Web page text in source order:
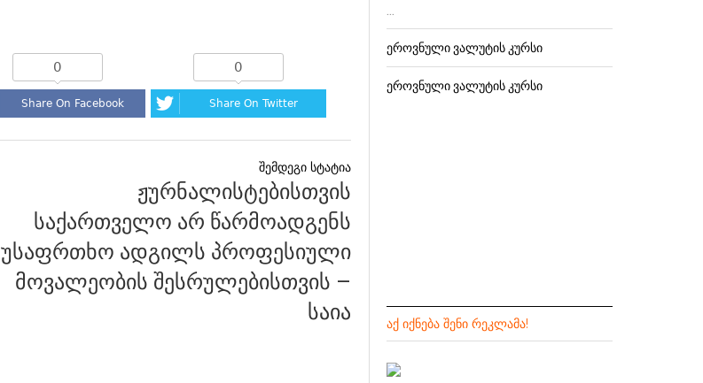
0
Share On Facebook
0
Share On Twitter
ჟურნალისტებისთვის
საქართველო არ წარმოადგენს
უსაფრთხო ადგილს პროფესიული
მოვალეობის შესრულებისთვის –
საია
…
ეროვნული ვალუტის კურსი
ეროვნული ვალუტის კურსი
ᲐᲥ ᲘᲥᲜᲔᲑᲐ ᲨᲔᲜᲘ ᲠᲔᲙᲚᲐᲛᲐ!